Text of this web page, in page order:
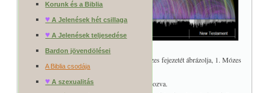
Korunk és a Biblia
♥ A Jelenések hét csillaga
♥ A Jelenések teljesedése
Bardon jövendölései
A Biblia csodája
♥ A szexualitás
A grafikon alján végigfutó oszlop a Biblia összes fejezetét ábrázolja, 1. Mózes
könyvétől kezdődően a Jelenések végéig.
A könyvek színe világos és sötétszürke, váltakozva.